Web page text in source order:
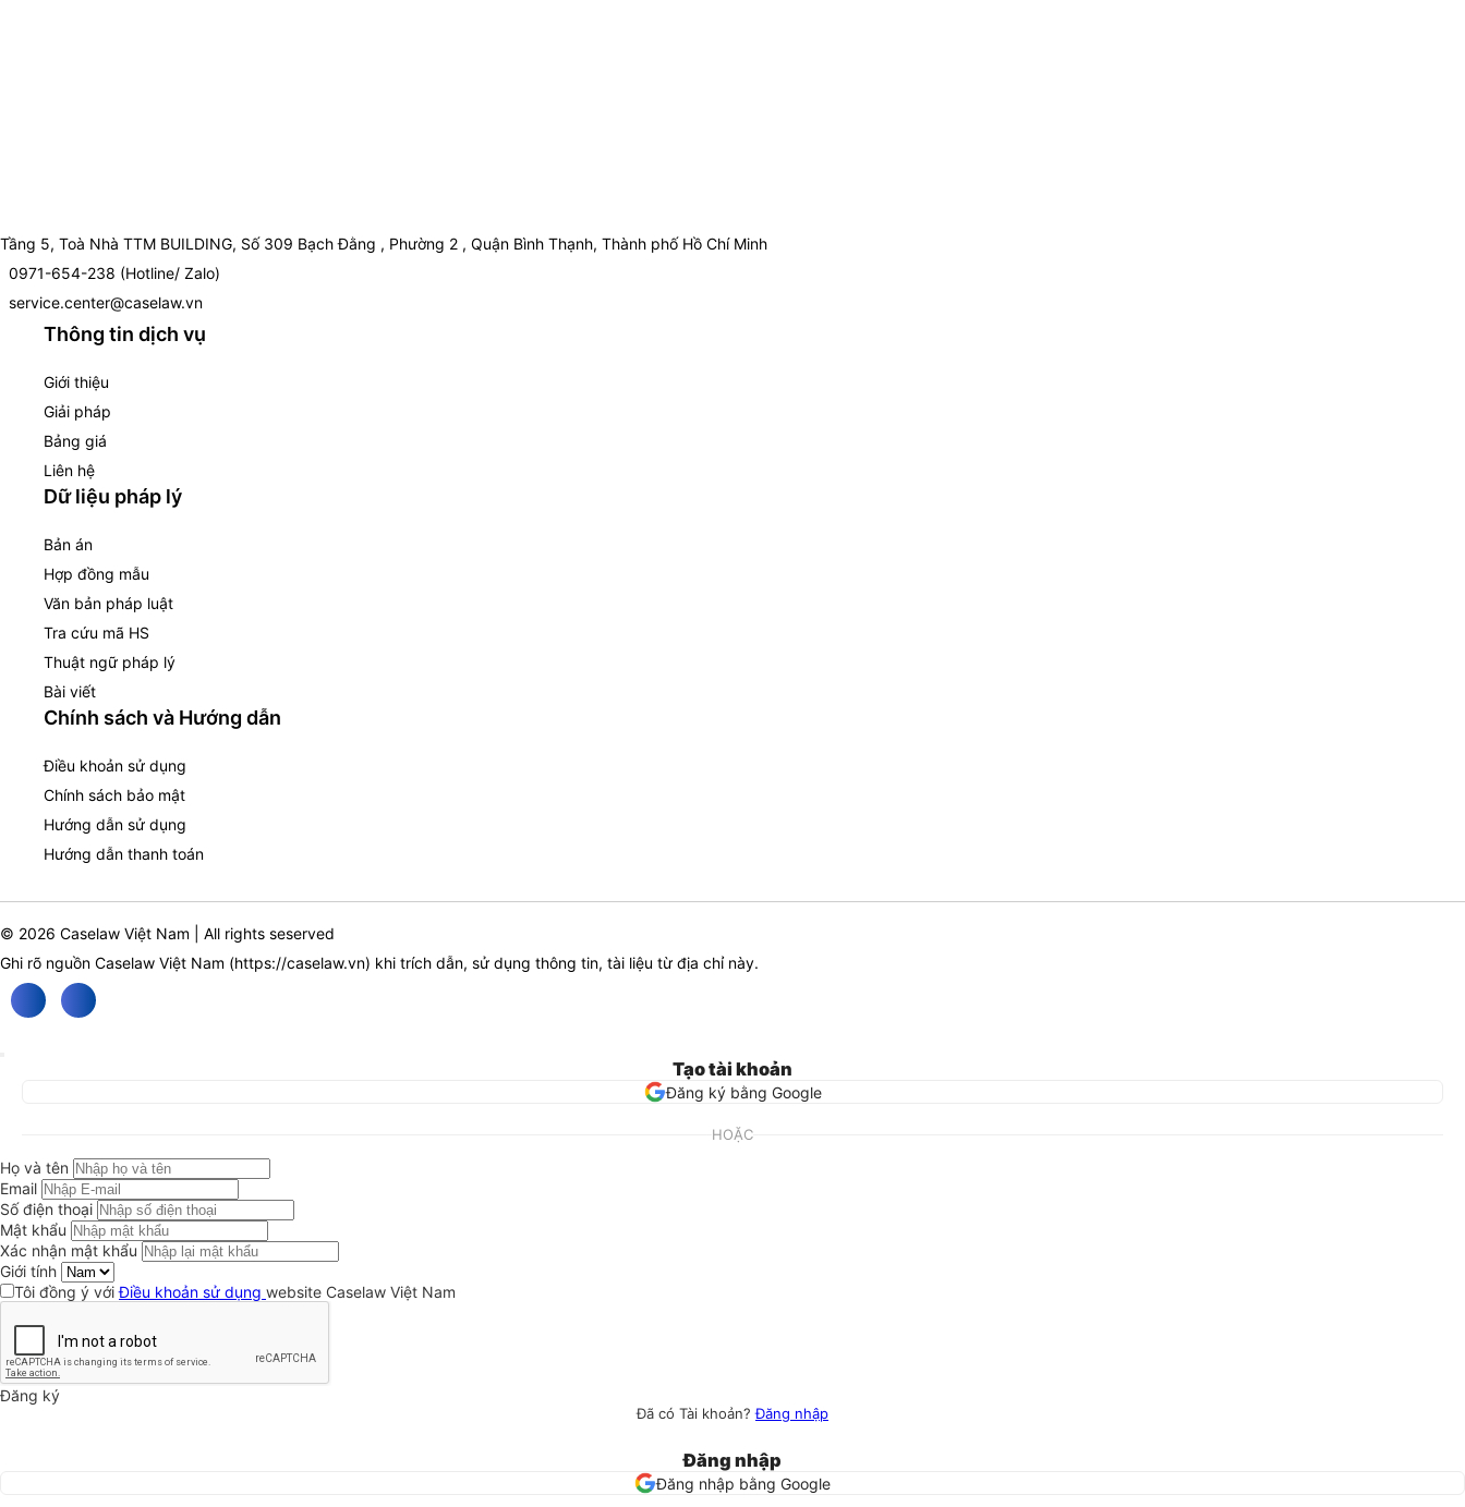
Tầng 5, Toà Nhà TTM BUILDING, Số 309 Bạch Đằng , Phường 2 , Quận Bình Thạnh, Thành phố Hồ Chí Minh
0971-654-238 (Hotline/ Zalo)
service.center@caselaw.vn
Thông tin dịch vụ
Giới thiệu
Giải pháp
Bảng giá
Liên hệ
Dữ liệu pháp lý
Bản án
Hợp đồng mẫu
Văn bản pháp luật
Tra cứu mã HS
Thuật ngữ pháp lý
Bài viết
Chính sách và Hướng dẫn
Điều khoản sử dụng
Chính sách bảo mật
Hướng dẫn sử dụng
Hướng dẫn thanh toán
© 2026 Caselaw Việt Nam | All rights seserved
Ghi rõ nguồn Caselaw Việt Nam (https://caselaw.vn) khi trích dẫn, sử dụng thông tin, tài liệu từ địa chỉ này.
Tạo tài khoản
Đăng ký bằng Google
HOẶC
Họ và tên
Email
Số điện thoại
Mật khẩu
Xác nhận mật khẩu
Giới tính
Tôi đồng ý vớiĐiều khoản sử dụng website Caselaw Việt Nam
Đăng ký
Đã có Tài khoản?Đăng nhập
Đăng nhập
Đăng nhập bằng Google